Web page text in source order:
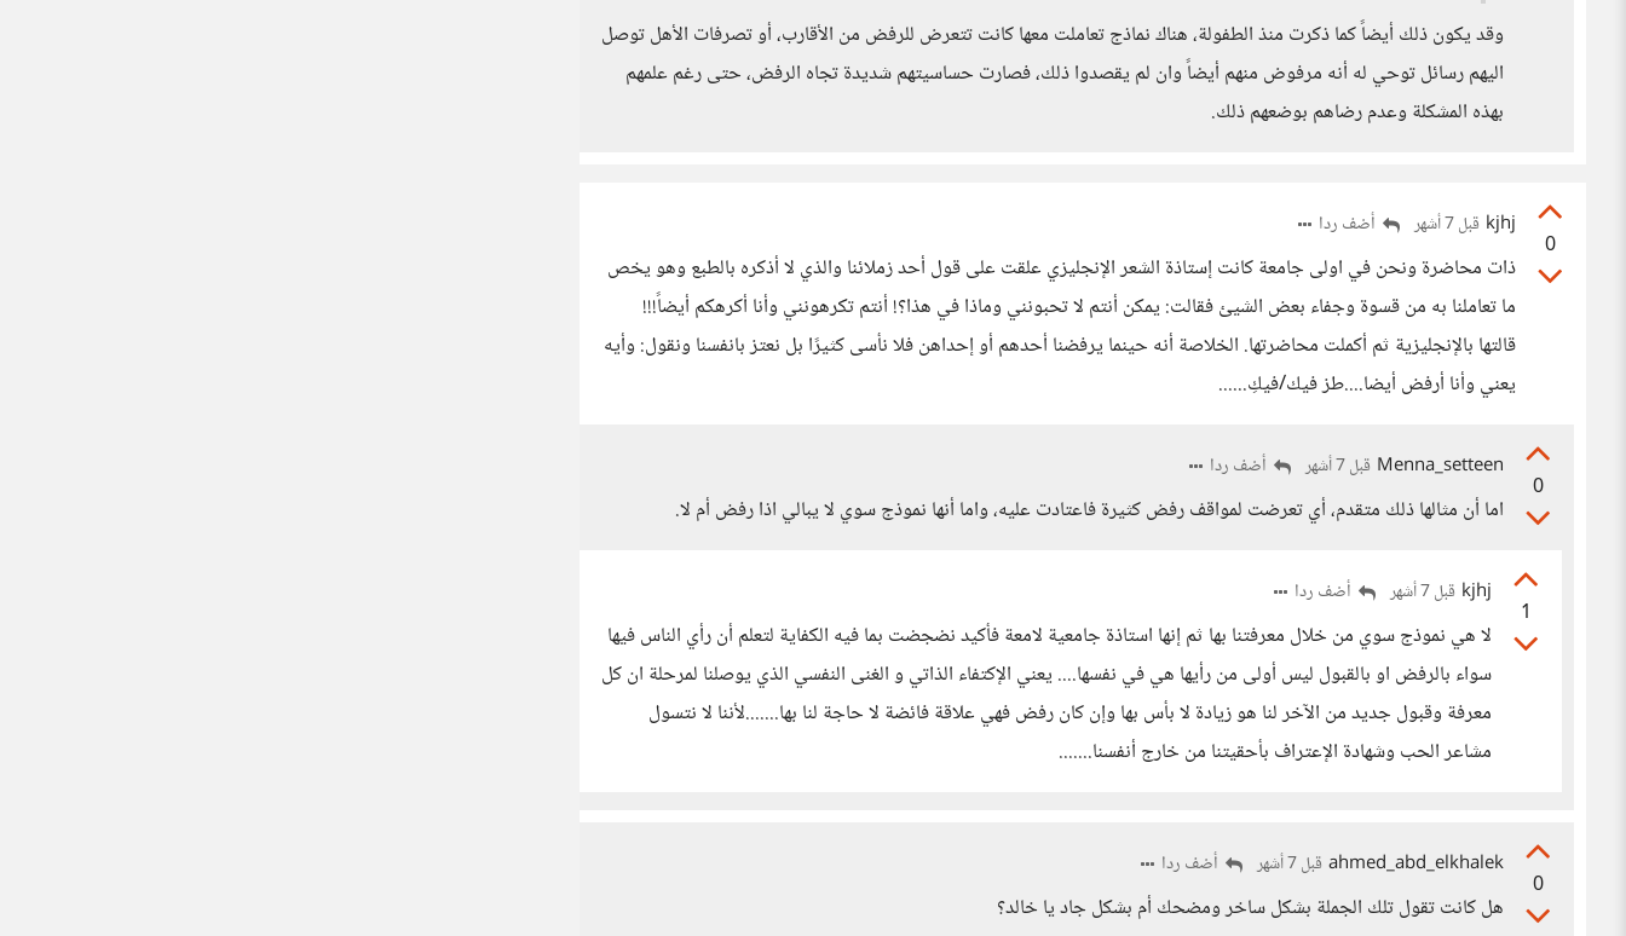
وقد يكون ذلك أيضاً كما ذكرت منذ الطفولة، هناك نماذج تعاملت معها كانت تتعرض للرفض من الأقارب، أو تصرفات الأهل توصل
اليهم رسائل توحي له أنه مرفوض منهم أيضاً وان لم يقصدوا ذلك، فصارت حساسيتهم شديدة تجاه الرفض، حتى رغم علمهم
بهذه المشكلة وعدم رضاهم بوضعهم ذلك.
0
kjhj قبل 7 أشهر أضف ردا
ذات محاضرة ونحن في اولى جامعة كانت إستاذة الشعر الإنجليزي علقت على قول أحد زملائنا والذي لا أذكره بالطبع وهو يخص
ما تعاملنا به من قسوة وجفاء بعض الشيئ فقالت: يمكن أنتم لا تحبونني وماذا في هذا؟! أنتم تكرهونني وأنا أكرهكم أيضاً!!!
قالتها بالإنجليزية ثم أكملت محاضرتها. الخلاصة أنه حينما يرفضنا أحدهم أو إحداهن فلا نأسى كثيرًا بل نعتز بانفسنا ونقول: وأيه
يعني وأنا أرفض أيضا....طز فيك/فيكِ......
0
Menna_setteen قبل 7 أشهر أضف ردا
اما أن مثالها ذلك متقدم، أي تعرضت لمواقف رفض كثيرة فاعتادت عليه، واما أنها نموذج سوي لا يبالي اذا رفض أم لا.
1
kjhj قبل 7 أشهر أضف ردا
لا هي نموذج سوي من خلال معرفتنا بها ثم إنها استاذة جامعية لامعة فأكيد نضجضت بما فيه الكفاية لتعلم أن رأي الناس فيها
سواء بالرفض او بالقبول ليس أولى من رأيها هي في نفسها.... يعني الإكتفاء الذاتي و الغنى النفسي الذي يوصلنا لمرحلة ان كل
معرفة وقبول جديد من الآخر لنا هو زيادة لا بأس بها وإن كان رفض فهي علاقة فائضة لا حاجة لنا بها.......لأننا لا نتسول
مشاعر الحب وشهادة الإعتراف بأحقيتنا من خارج أنفسنا.......
0
ahmed_abd_elkhalek قبل 7 أشهر أضف ردا
هل كانت تقول تلك الجملة بشكل ساخر ومضحك أم بشكل جاد يا خالد؟